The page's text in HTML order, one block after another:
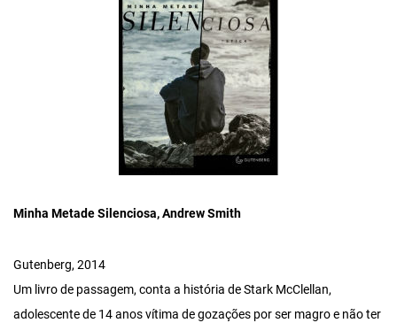
Minha Metade Silenciosa, Andrew Smith
Gutenberg, 2014
Um livro de passagem, conta a história de Stark McClellan,
adolescente de 14 anos vítima de gozações por ser magro e não ter